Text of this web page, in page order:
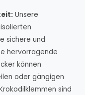
Unsere
sichere und
hervorragende
können
oder gängigen
sind